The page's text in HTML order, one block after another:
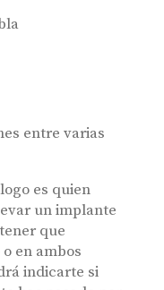
entre varias
es quien
un implante
que
en ambos
indicarte si